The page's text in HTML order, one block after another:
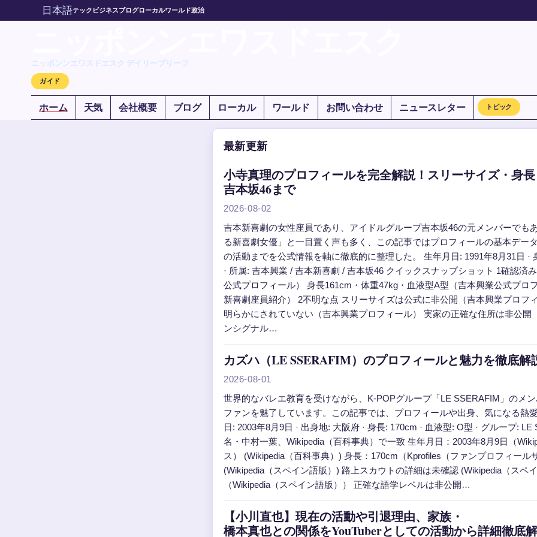
日本語テック ビジネスブログローカルワールド政治
ニッポンンエワスドエスク デイリーブリーフ
ガイド
ホーム 天気 会社概要 ブログ ローカル ワールド お問い合わせ ニュースレター トピック
最新更新
小寺真理のプロフィールを完全解説！スリーサイズ・身
吉本坂46まで
2026-08-02
吉本新喜劇の女性座員であり、アイドルグループ吉本坂46の元メンバーで
る新喜劇女優」と一目置く声も多く、この記事ではプロフィールの基本デ
の活動までを公式情報を軸に徹底的に整理した。 生年月日: 1991年8月31日 ·
· 所属: 吉本興業 / 吉本新喜劇 / 吉本坂46 クイックスナップショット 1確認済
公式プロフィール） 身長161cm・体重47kg・血液型A型（吉本興業公式プ
新喜劇座員紹介） 2不明な点 スリーサイズは公式に非公開（吉本興業プロ
明らかにされていない（吉本興業プロフィール） 実家の正確な住所は非公
ンシグナル…
カズハ（LE SSERAFIM）のプロフィールと魅力を徹底解
2026-08-01
世界的なバレエ教育を受けながら、K-POPグループ「LE SSERAFIM」のメ
ファンを魅了しています。この記事では、プロフィールや出身、気になる熱
日: 2003年8月9日 · 出身地: 大阪府 · 身長: 170cm · 血液型: O型 · グループ:
名・中村一葉、Wikipedia（百科事典）で一致 生年月日：2003年8月9日（
ス） (Wikipedia（百科事典）) 身長：170cm（Kprofiles（ファンプロフィー
(Wikipedia（スペイン語版）) 路上スカウトの詳細は未確認 (Wikipedia（スペ
（Wikipedia（スペイン語版）） 正確な語学レベルは非公開…
【小川直也】現在の活動や引退理由、家族・
橋本真也との関係をYouTuberとしての活動から詳細徹底